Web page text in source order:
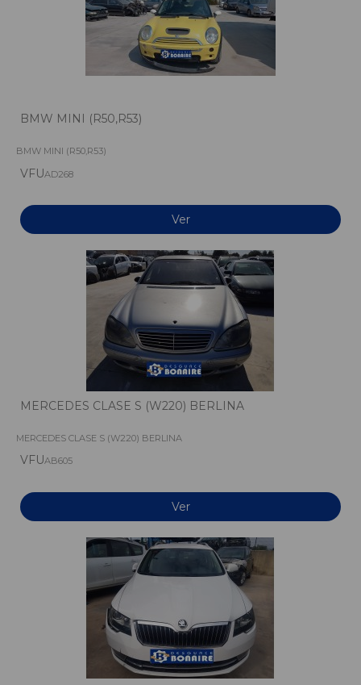
BMW MINI (R50,R53)
BMW MINI (R50,R53)
VFUAD268
Ver
MERCEDES CLASE S (W220) BERLINA
MERCEDES CLASE S (W220) BERLINA
VFUAB605
Ver